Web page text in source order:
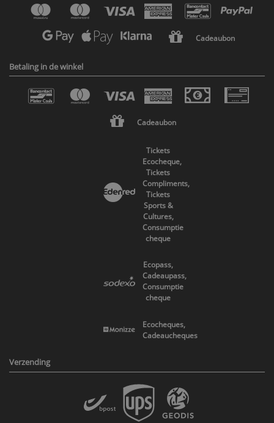
Cadeaubon
Betaling in de winkel
Cadeaubon
Tickets
Ecocheque,
Tickets
Compliments,
Tickets
Sports &
Cultures,
Consumptie
cheque
Ecopass,
Cadeaupass,
Consumptie
cheque
Ecocheques,
Cadeaucheques
Verzending